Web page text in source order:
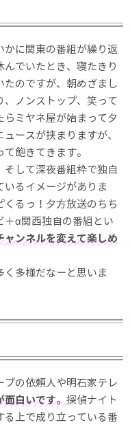
かに関東の番組が繰り返
でいたとき、寝たきり
のですが、朝めざまし
ノンストップ、笑って
ミヤネ屋が始まって夕
ースが挟まりますが、
飽きてきます。
して深夜番組枠で独自
るイメージがありま
るっ！夕方放送のちち
＋α関西独自の番組とい
ャンネルを変えて楽しめ
多様だなーと思いま
の依頼人や明石家テレ
面白いです。探偵ナイト
る上で成り立っている番